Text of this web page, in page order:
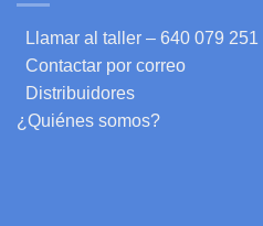
Llamar al taller – 640 079 251
Contactar por correo
Distribuidores
¿Quiénes somos?